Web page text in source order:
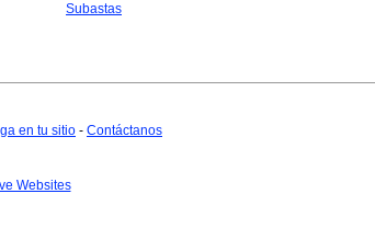
Subastas
en tu sitio - Contáctanos
Websites